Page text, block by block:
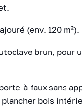
(env. 120 m²).
brun, pour
à-faux sans
plancher bois